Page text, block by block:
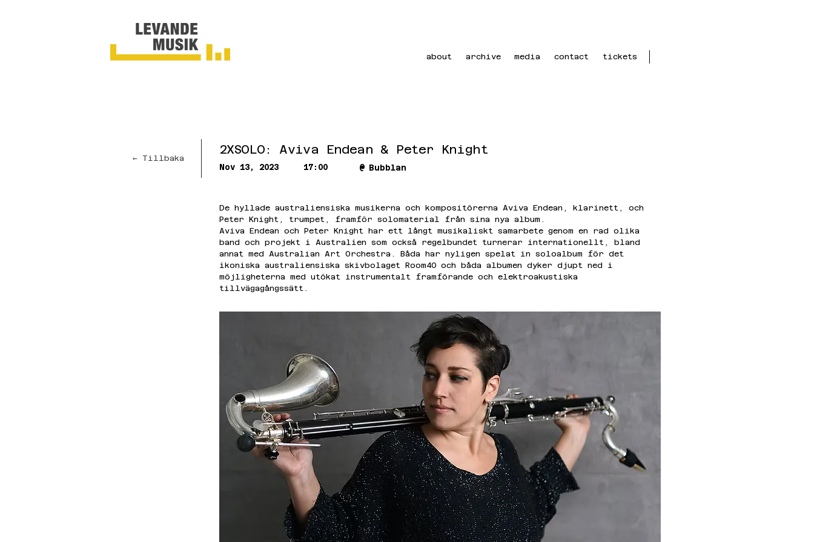
about archive media contact tickets
← Tillbaka
2XSOLO: Aviva Endean & Peter Knight
Nov 13, 2023 17:00 @ Bubblan
De hyllade australiensiska musikerna och kompositörerna Aviva Endean, klarinett, och
Peter Knight, trumpet, framför solomaterial från sina nya album.
Aviva Endean och Peter Knight har ett långt musikaliskt samarbete genom en rad olika
band och projekt i Australien som också regelbundet turnerar internationellt, bland
annat med Australian Art Orchestra. Båda har nyligen spelat in soloalbum för det
ikoniska australiensiska skivbolaget Room40 och båda albumen dyker djupt ned i
möjligheterna med utökat instrumentalt framförande och elektroakustiska
tillvägagångssätt.